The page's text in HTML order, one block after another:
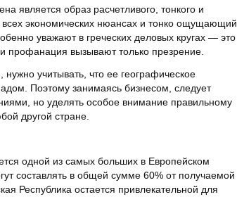
является образ расчетливого, тонкого и
всех экономических нюансах и тонко ощущающий
уважают в греческих деловых кругах — это
профанация вызывают только презрение.
учитывать, что ее географическое
Поэтому занимаясь бизнесом, следует
но уделять особое внимание правильному
другой стране.
одной из самых больших в Европейском
составлять в общей сумме 60% от получаемой
Республика остается привлекательной для